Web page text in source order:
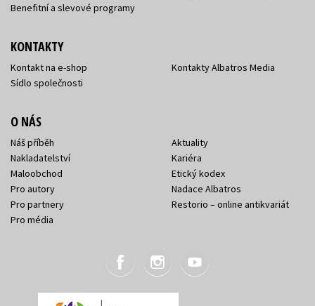
Benefitní a slevové programy
KONTAKTY
Kontakt na e-shop
Sídlo společnosti
Kontakty Albatros Media
O NÁS
Náš příběh
Nakladatelství
Maloobchod
Pro autory
Pro partnery
Pro média
Aktuality
Kariéra
Etický kodex
Nadace Albatros
Restorio – online antikvariát